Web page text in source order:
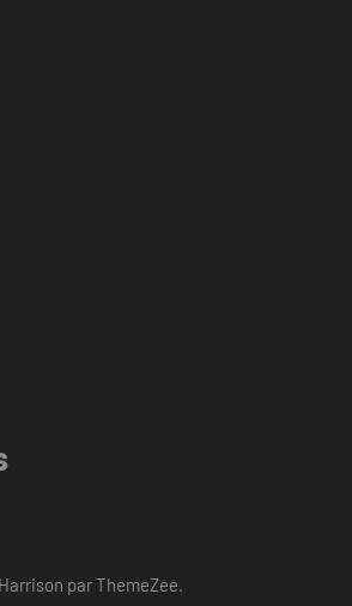
par ThemeZee.